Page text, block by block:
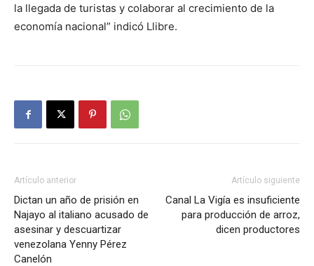
la llegada de turistas y colaborar al crecimiento de la
economía nacional” indicó Llibre.
Artículo anterior
Dictan un año de prisión en
Najayo al italiano acusado de
asesinar y descuartizar
venezolana Yenny Pérez
Canelón
Artículo siguiente
Canal La Vigía es insuficiente
para producción de arroz,
dicen productores